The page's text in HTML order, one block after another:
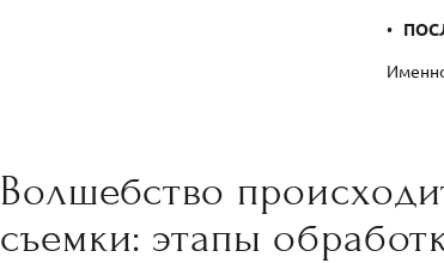
Волшебство
съемки: этапы